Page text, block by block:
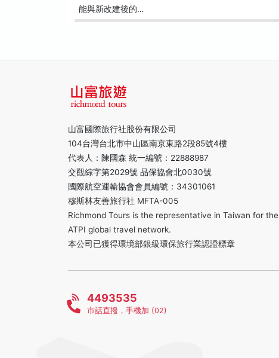
能與新改建後的…
山富國際旅行社股份有限公司
104台灣台北市中山區南京東路2段85號4樓
代表人：陳國森 統一編號：22888987
交觀綜字第2029號 品保協會北0030號
國際航空運輸協會會員編號：34301061
穆斯林友善旅行社 MFTA-005
Richmond Tours is the representative in Taiwan for the
ATPI global travel network.
本公司已獲得環境部銀級環保旅行業認證標章
4493535
市話直撥，手機加 (02)